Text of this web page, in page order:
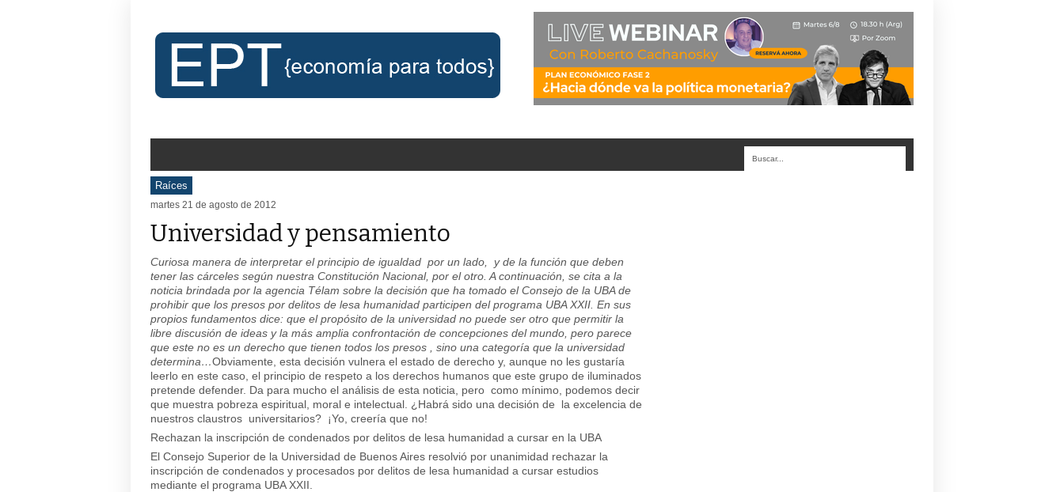
Raíces
martes 21 de agosto de 2012
Universidad y pensamiento
Curiosa manera de interpretar el principio de igualdad por un lado, y de la función que deben
tener las cárceles según nuestra Constitución Nacional, por el otro. A continuación, se cita a la
noticia brindada por la agencia Télam sobre la decisión que ha tomado el Consejo de la UBA de
prohibir que los presos por delitos de lesa humanidad participen del programa UBA XXII. En sus
propios fundamentos dice: que el propósito de la universidad no puede ser otro que permitir la
libre discusión de ideas y la más amplia confrontación de concepciones del mundo, pero parece
que este no es un derecho que tienen todos los presos , sino una categoría que la universidad
determina…Obviamente, esta decisión vulnera el estado de derecho y, aunque no les gustaría
leerlo en este caso, el principio de respeto a los derechos humanos que este grupo de iluminados
pretende defender. Da para mucho el análisis de esta noticia, pero como mínimo, podemos decir
que muestra pobreza espiritual, moral e intelectual. ¿Habrá sido una decisión de la excelencia de
nuestros claustros universitarios? ¡Yo, creería que no!
Rechazan la inscripción de condenados por delitos de lesa humanidad a cursar en la UBA
El Consejo Superior de la Universidad de Buenos Aires resolvió por unanimidad rechazar la
inscripción de condenados y procesados por delitos de lesa humanidad a cursar estudios
mediante el programa UBA XXII.